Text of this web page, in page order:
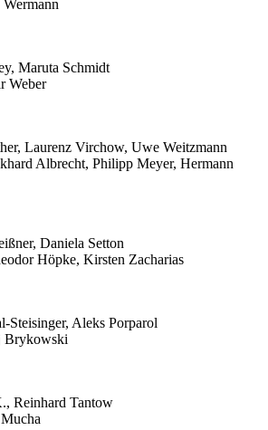
Maruta Schmidt
Weber
Laurenz Virchow, Uwe Weitzmann
Albrecht, Philipp Meyer, Hermann
Daniela Setton
Höpke, Kirsten Zacharias
Steisinger, Aleks Porparol
Brykowski
Reinhard Tantow